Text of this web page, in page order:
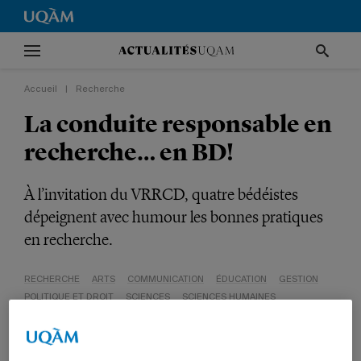
Accueil Recherche
La conduite responsable en
recherche… en BD!
À l’invitation du VRRCD, quatre bédéistes
dépeignent avec humour les bonnes pratiques
en recherche.
RECHERCHE ARTS COMMUNICATION ÉDUCATION
GESTION
POLITIQUE ET DROIT
SCIENCES
SCIENCES HUMAINES